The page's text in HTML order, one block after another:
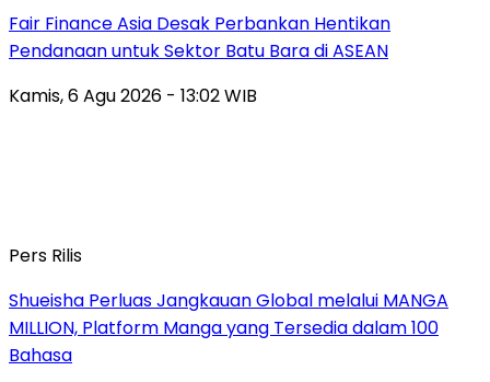
Fair Finance Asia Desak Perbankan Hentikan
Pendanaan untuk Sektor Batu Bara di ASEAN
Kamis, 6 Agu 2026 - 13:02 WIB
Pers Rilis
Shueisha Perluas Jangkauan Global melalui MANGA
MILLION, Platform Manga yang Tersedia dalam 100
Bahasa